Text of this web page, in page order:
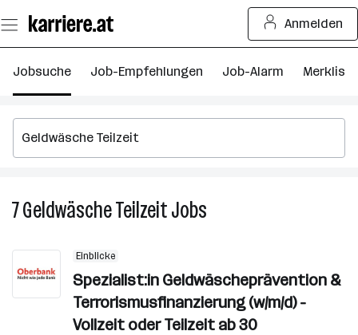
Seiteninhalt
springen
Anmelden
Jobsuche Job-Empfehlungen Job-Alarm Merkliste
7Geldwäsche TeilzeitJobs
Einblicke
Spezialist:in Geldwäscheprävention &
Terrorismusfinanzierung (w/m/d) -
Vollzeit oder Teilzeit ab 30